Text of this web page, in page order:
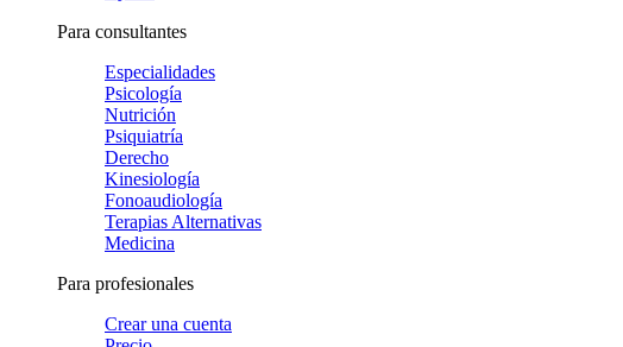
Para consultantes
Especialidades
Psicología
Nutrición
Psiquiatría
Derecho
Kinesiología
Fonoaudiología
Terapias Alternativas
Medicina
Para profesionales
Crear una cuenta